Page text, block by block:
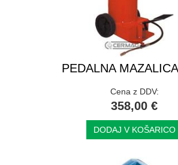
PEDALNA
Cena z DDV:
358,00 €
DODAJ V KOŠARICO